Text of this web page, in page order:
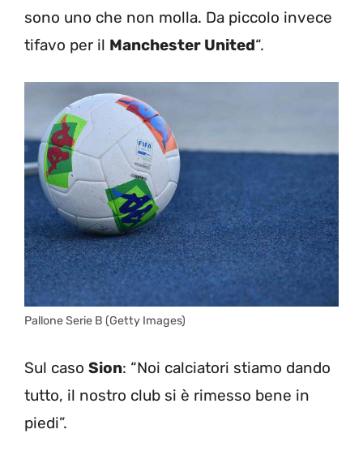
sono uno che non molla. Da piccolo invece
tifavo per il Manchester United“.
Pallone Serie B (Getty Images)
Sul caso Sion: “Noi calciatori stiamo dando
tutto, il nostro club si è rimesso bene in
piedi”.